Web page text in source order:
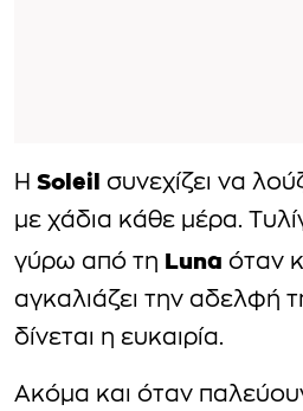
Η Soleil συνεχίζει να
με χάδια κάθε μέρα.
γύρω από τη Luna όταν
αγκαλιάζει την αδελφή
δίνεται η ευκαιρία.
Ακόμα και όταν